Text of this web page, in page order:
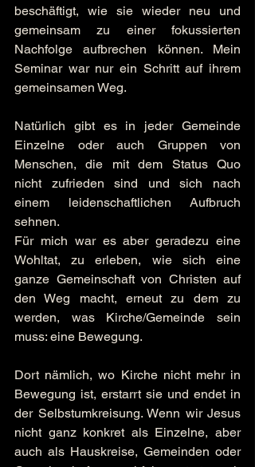
beschäftigt, wie sie wieder neu und
gemeinsam zu einer fokussierten
Nachfolge aufbrechen können. Mein
Seminar war nur ein Schritt auf ihrem
gemeinsamen Weg.
Natürlich gibt es in jeder Gemeinde
Einzelne oder auch Gruppen von
Menschen, die mit dem Status Quo
nicht zufrieden sind und sich nach
einem leidenschaftlichen Aufbruch
sehnen.
Für mich war es aber geradezu eine
Wohltat, zu erleben, wie sich eine
ganze Gemeinschaft von Christen auf
den Weg macht, erneut zu dem zu
werden, was Kirche/Gemeinde sein
muss: eine Bewegung.
Dort nämlich, wo Kirche nicht mehr in
Bewegung ist, erstarrt sie und endet in
der Selbstumkreisung. Wenn wir Jesus
nicht ganz konkret als Einzelne, aber
auch als Hauskreise, Gemeinden oder